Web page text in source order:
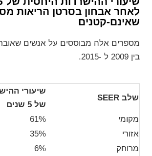
לאחר אבחון בסרטן הריאות
שאינם-קטנים
בין 2009 ל -2015.
שלב SEER
שיעורי
של 5 שנים
מקומי
61%
אזורי
35%
מרוחק
6%